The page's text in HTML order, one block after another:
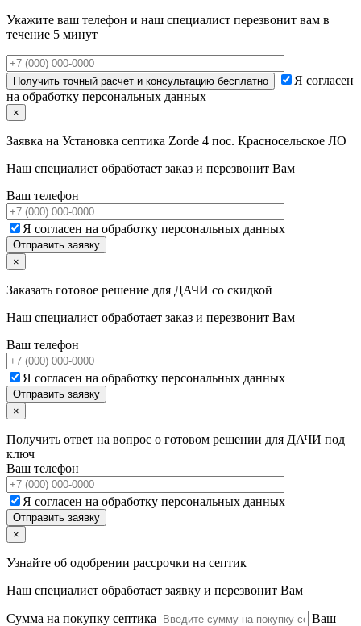
Укажите ваш телефон и наш специалист перезвонит вам в
течение 5 минут
Я согласен
на обработку персональных данных
×
Заявка на Установка септика Zorde 4 пос. Красносельское ЛО
Наш специалист обработает заказ и перезвонит Вам
Ваш телефон
Я согласен на обработку персональных данных
×
Заказать готовое решение для ДАЧИ со скидкой
Наш специалист обработает заказ и перезвонит Вам
Ваш телефон
Я согласен на обработку персональных данных
×
Получить ответ на вопрос о готовом решении для ДАЧИ под
ключ
Ваш телефон
Я согласен на обработку персональных данных
×
Узнайте об одобрении рассрочки на септик
Наш специалист обработает заявку и перезвонит Вам
Сумма на покупку септика
Ваш